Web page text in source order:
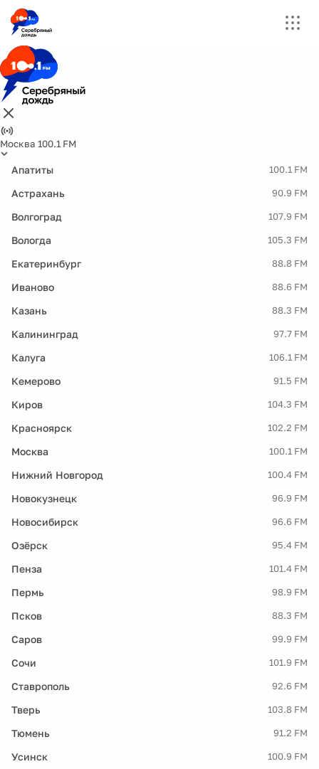
Москва 100.1 FM
Апатиты 100.1 FM
Астрахань 90.9 FM
Волгоград 107.9 FM
Вологда 105.3 FM
Екатеринбург 88.8 FM
Иваново 88.6 FM
Казань 88.3 FM
Калининград 97.7 FM
Калуга 106.1 FM
Кемерово 91.5 FM
Киров 104.3 FM
Красноярск 102.2 FM
Москва 100.1 FM
Нижний Новгород 100.4 FM
Новокузнецк 96.9 FM
Новосибирск 96.6 FM
Озёрск 95.4 FM
Пенза 101.4 FM
Пермь 98.9 FM
Псков 88.3 FM
Саров 99.9 FM
Сочи 101.9 FM
Ставрополь 92.6 FM
Тверь 103.8 FM
Тюмень 91.2 FM
Усинск 100.9 FM